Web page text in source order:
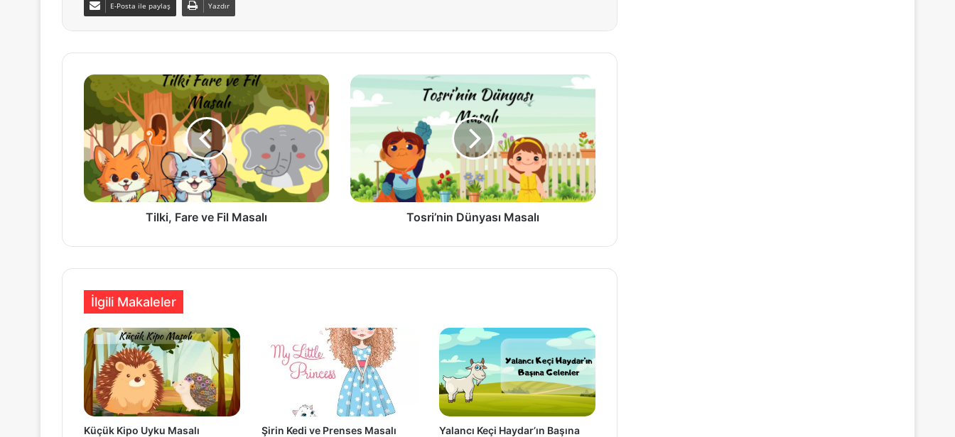
E-Posta ile paylaş Yazdır
Tilki,
Fare
Fil
Masalı
Tilki, Fare ve Fil Masalı
Tosri’nin
Dünyası
Masalı
Tosri’nin Dünyası Masalı
İlgili Makaleler
Küçük Kipo Uyku Masalı Şirin Kedi ve Prenses Masalı Yalancı Keçi Haydar’ın Başına